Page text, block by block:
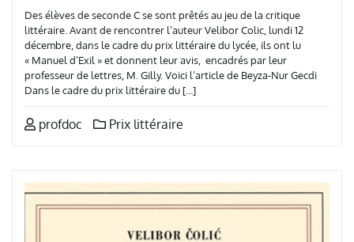
Des élèves de seconde C se sont prêtés au jeu de la critique
littéraire. Avant de rencontrer l’auteur Velibor Colic, lundi 12
décembre, dans le cadre du prix littéraire du lycée, ils ont lu
« Manuel d’Exil » et donnent leur avis, encadrés par leur
professeur de lettres, M. Gilly. Voici l’article de Beyza-Nur Gecdi
Dans le cadre du prix littéraire du […]
profdoc Prix littéraire